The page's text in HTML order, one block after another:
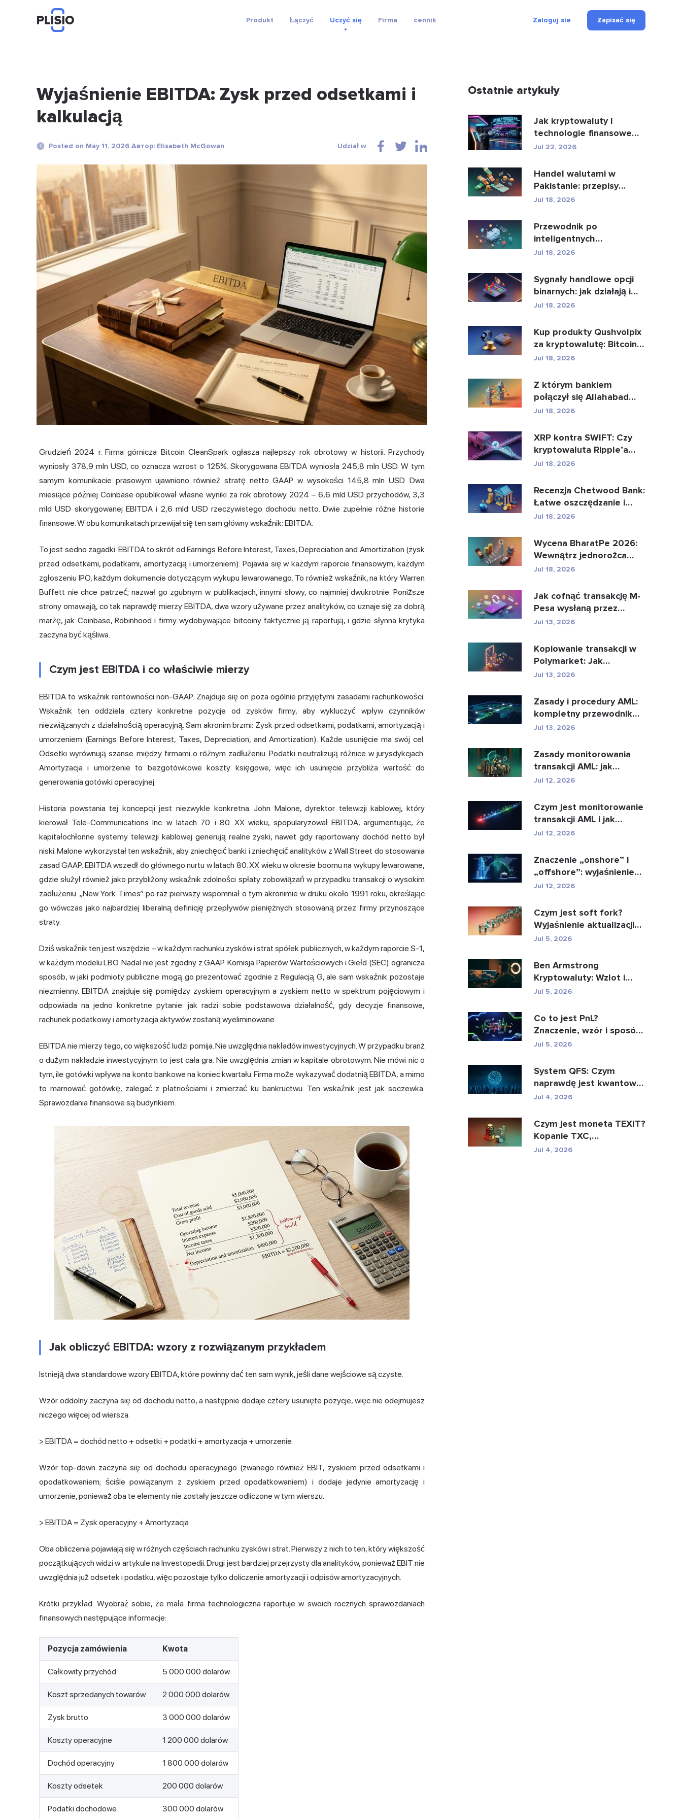
Produkt Łączyć Uczyć się Firma cennik Zaloguj sie Zapisać się
Wyjaśnienie EBITDA: Zysk przed odsetkami i
kalkulacją
Posted on May 11, 2026 Автор: Elisabeth McGowan Udział w
Grudzień 2024 r. Firma górnicza Bitcoin CleanSpark ogłasza najlepszy rok obrotowy w historii. Przychody
wyniosły 378,9 mln USD,co oznacza wzrost o 125%. Skorygowana EBITDA wyniosła 245,8 mln USD. W tym
samym komunikacie prasowym ujawniono również stratę netto GAAP w wysokości 145,8 mln USD. Dwa
miesiące później Coinbase opublikował własne wyniki za rok obrotowy 2024 – 6,6 mld USD przychodów, 3,3
mld USD skorygowanej EBITDA i 2,6 mld USD rzeczywistego dochodu netto. Dwie zupełnie różne historie
finansowe. W obu komunikatach przewijał się ten sam główny wskaźnik: EBITDA.
To jest sedno zagadki. EBITDA to skrót od Earnings Before Interest, Taxes, Depreciation and Amortization (zysk
przed odsetkami, podatkami, amortyzacją i umorzeniem). Pojawia się w każdym raporcie finansowym, każdym
zgłoszeniu IPO, każdym dokumencie dotyczącym wykupu lewarowanego. To również wskaźnik, na który Warren
Buffett nie chce patrzeć; nazwał go zgubnym w publikacjach, innymi słowy, co najmniej dwukrotnie. Poniższe
strony omawiają, co tak naprawdę mierzy EBITDA, dwa wzory używane przez analityków, co uznaje się za dobrą
marżę, jak Coinbase,Robinhood i firmy wydobywające bitcoiny faktycznie ją raportują, i gdzie słynna krytyka
zaczyna być kąśliwa.
Czym jest EBITDA i co właściwie mierzy
EBITDA to wskaźnik rentowności non-GAAP. Znajduje się on poza ogólnie przyjętymi zasadami rachunkowości.
Wskaźnik ten oddziela cztery konkretne pozycje od zysków firmy, aby wykluczyć wpływ czynników
niezwiązanych z działalnością operacyjną. Sam akronim brzmi: Zysk przed odsetkami, podatkami, amortyzacją i
umorzeniem (Earnings Before Interest, Taxes, Depreciation, and Amortization). Każde usunięcie ma swój cel.
Odsetki wyrównują szanse między firmami o różnym zadłużeniu. Podatki neutralizują różnice w jurysdykcjach.
Amortyzacja i umorzenie to bezgotówkowe koszty księgowe, więc ich usunięcie przybliża wartość do
generowania gotówki operacyjnej.
Historia powstania tej koncepcji jest niezwykle konkretna. John Malone, dyrektor telewizji kablowej, który
kierował Tele-Communications Inc. w latach 70. i 80. XX wieku, spopularyzował EBITDA, argumentując, że
kapitałochłonne systemy telewizji kablowej generują realne zyski, nawet gdy raportowany dochód netto był
niski. Malone wykorzystał ten wskaźnik, aby zniechęcić banki i zniechęcić analityków z Wall Street do stosowania
zasad GAAP. EBITDA wszedł do głównego nurtu w latach 80. XX wieku w okresie boomu na wykupy lewarowane,
gdzie służył również jako przybliżony wskaźnik zdolności spłaty zobowiązań w przypadku transakcji o wysokim
zadłużeniu. „New York Times” po raz pierwszy wspomniał o tym akronimie w druku około 1991 roku, określając
go wówczas jako najbardziej liberalną definicję przepływów pieniężnych stosowaną przez firmy przynoszące
straty.
Dziś wskaźnik ten jest wszędzie – w każdym rachunku zysków i strat spółek publicznych, w każdym raporcie S-1,
w każdym modelu LBO. Nadal nie jest zgodny z GAAP. Komisja Papierów Wartościowych i Giełd (SEC) ogranicza
sposób, w jaki podmioty publiczne mogą go prezentować zgodnie z Regulacją G, ale sam wskaźnik pozostaje
niezmienny. EBITDA znajduje się pomiędzy zyskiem operacyjnym a zyskiem netto w spektrum pojęciowym i
odpowiada na jedno konkretne pytanie: jak radzi sobie podstawowa działalność, gdy decyzje finansowe,
rachunek podatkowy i amortyzacja aktywów zostaną wyeliminowane.
EBITDA nie mierzy tego, co większość ludzi pomija. Nie uwzględnia nakładów inwestycyjnych. W przypadku branż
o dużym nakładzie inwestycyjnym to jest cała gra. Nie uwzględnia zmian w kapitale obrotowym. Nie mówi nic o
tym, ile gotówki wpływa na konto bankowe na koniec kwartału. Firma może wykazywać dodatnią EBITDA, a mimo
to marnować gotówkę, zalegać z płatnościami i zmierzać ku bankructwu. Ten wskaźnik jest jak soczewka.
Sprawozdania finansowe są budynkiem.
Jak obliczyć EBITDA: wzory z rozwiązanym przykładem
Istnieją dwa standardowe wzory EBITDA, które powinny dać ten sam wynik, jeśli dane wejściowe są czyste.
Wzór oddolny zaczyna się od dochodu netto, a następnie dodaje cztery usunięte pozycje, więc nie odejmujesz
niczego więcej od wiersza.
> EBITDA = dochód netto + odsetki + podatki + amortyzacja + umorzenie
Wzór top-down zaczyna się od dochodu operacyjnego (zwanego również EBIT, zyskiem przed odsetkami i
opodatkowaniem; ściśle powiązanym z zyskiem przed opodatkowaniem) i dodaje jedynie amortyzację i
umorzenie, ponieważ oba te elementy nie zostały jeszcze odliczone w tym wierszu.
> EBITDA = Zysk operacyjny + Amortyzacja
Oba obliczenia pojawiają się w różnych częściach rachunku zysków i strat. Pierwszy z nich to ten, który większość
początkujących widzi w artykule na Investopedii. Drugi jest bardziej przejrzysty dla analityków, ponieważ EBIT nie
uwzględnia już odsetek i podatku, więc pozostaje tylko doliczenie amortyzacji i odpisów amortyzacyjnych.
Krótki przykład. Wyobraź sobie, że mała firma technologiczna raportuje w swoich rocznych sprawozdaniach
finansowych następujące informacje:
Pozycja zamówienia Kwota
Całkowity przychód 5 000 000 dolarów
Koszt sprzedanych towarów 2 000 000 dolarów
Zysk brutto 3 000 000 dolarów
Koszty operacyjne 1 200 000 dolarów
Dochód operacyjny 1 800 000 dolarów
Koszty odsetek 200 000 dolarów
Podatki dochodowe 300 000 dolarów
Ostatnie artykuły
Jak kryptowaluty i
technologie finansowe
zmieniają oblicze płatn...
Jul 22, 2026
Handel walutami w
Pakistanie: przepisy
prawne, brokerzy,
Jul 18, 2026
Przewodnik po
inteligentnych
kontraktach i usługach
Jul 18, 2026
Sygnały handlowe opcji
binarnych: jak działają i
jakie niosą z...
Jul 18, 2026
Kup produkty Qushvolpix
za kryptowalutę: Bitcoin,
płatności i i...
Jul 18, 2026
Z którym bankiem
połączył się Allahabad
Bank? Pełna historia...
Jul 18, 2026
XRP kontra SWIFT: Czy
kryptowaluta Ripple’a
może zastąpić glo...
Jul 18, 2026
Recenzja Chetwood Bank:
Łatwe oszczędzanie i
bezpieczna bankowo�...
Jul 18, 2026
Wycena BharatPe 2026:
Wewnątrz jednorożca
fintech o wartości 2,...
Jul 18, 2026
Jak cofnąć transakcję M-
Pesa wysłaną przez
pomyłkę
Jul 13, 2026
Kopiowanie transakcji w
Polymarket: Jak
bezpiecznie kopiować
Jul 13, 2026
Zasady i procedury AML:
kompletny przewodnik
zgodności
Jul 13, 2026
Zasady monitorowania
transakcji AML: jak
wykrywają przestępstwa
Jul 12, 2026
Czym jest monitorowanie
transakcji AML i jak
działa?
Jul 12, 2026
Znaczenie „onshore” i
„offshore”: wyjaśnienie
kluczowych ...
Jul 12, 2026
Czym jest soft fork?
Wyjaśnienie aktualizacji
blockchaina
Jul 5, 2026
Ben Armstrong
Kryptowaluty: Wzlot i
upadek BitBoya
Jul 5, 2026
Co to jest PnL?
Znaczenie, wzór i sposób
obliczenia
Jul 5, 2026
System QFS: Czym
naprawdę jest kwantowy
system finansowy (2026)
Jul 4, 2026
Czym jest moneta TEXIT?
Kopanie TXC,
specyfikacje i ryzyko
Jul 4, 2026